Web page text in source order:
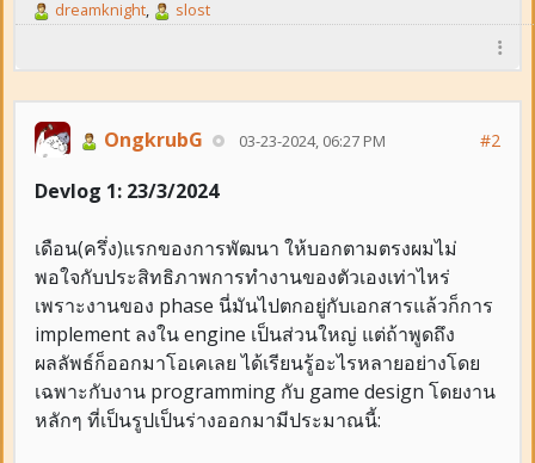
dreamknight, slost
OngkrubG 03-23-2024, 06:27 PM #2
Devlog 1: 23/3/2024
เดือน(ครึ่ง)แรกของการพัฒนา ให้บอกตามตรงผมไม่
พอใจกับประสิทธิภาพการทำงานของตัวเองเท่าไหร่
เพราะงานของ phase นี่มันไปตกอยู่กับเอกสารแล้วก็การ
implement ลงใน engine เป็นส่วนใหญ่ แต่ถ้าพูดถึง
ผลลัพธ์ก็ออกมาโอเคเลย ได้เรียนรู้อะไรหลายอย่างโดย
เฉพาะกับงาน programming กับ game design โดยงาน
หลักๆ ที่เป็นรูปเป็นร่างออกมามีประมาณนี้: